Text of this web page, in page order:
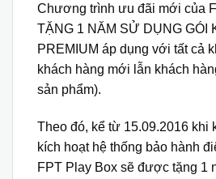
Chương trình ưu đãi mới của
TẶNG 1 NĂM SỬ DỤNG GÓI
PREMIUM áp dụng với tất cả
khách hàng mới lẫn khách
sản phẩm).
Theo đó, kể từ 15.09.2016 khi
kích hoạt hệ thống bảo hành
FPT Play Box sẽ được tặng 1